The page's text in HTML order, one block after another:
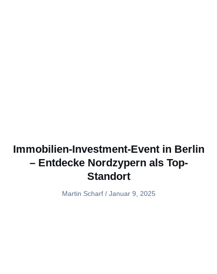
Immobilien-Investment-Event in Berlin
– Entdecke Nordzypern als Top-
Standort
Martin Scharf Januar 9, 2025